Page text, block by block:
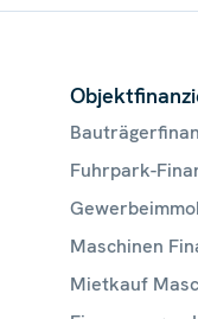
Fuhrpark-
Maschinen
Mietkauf